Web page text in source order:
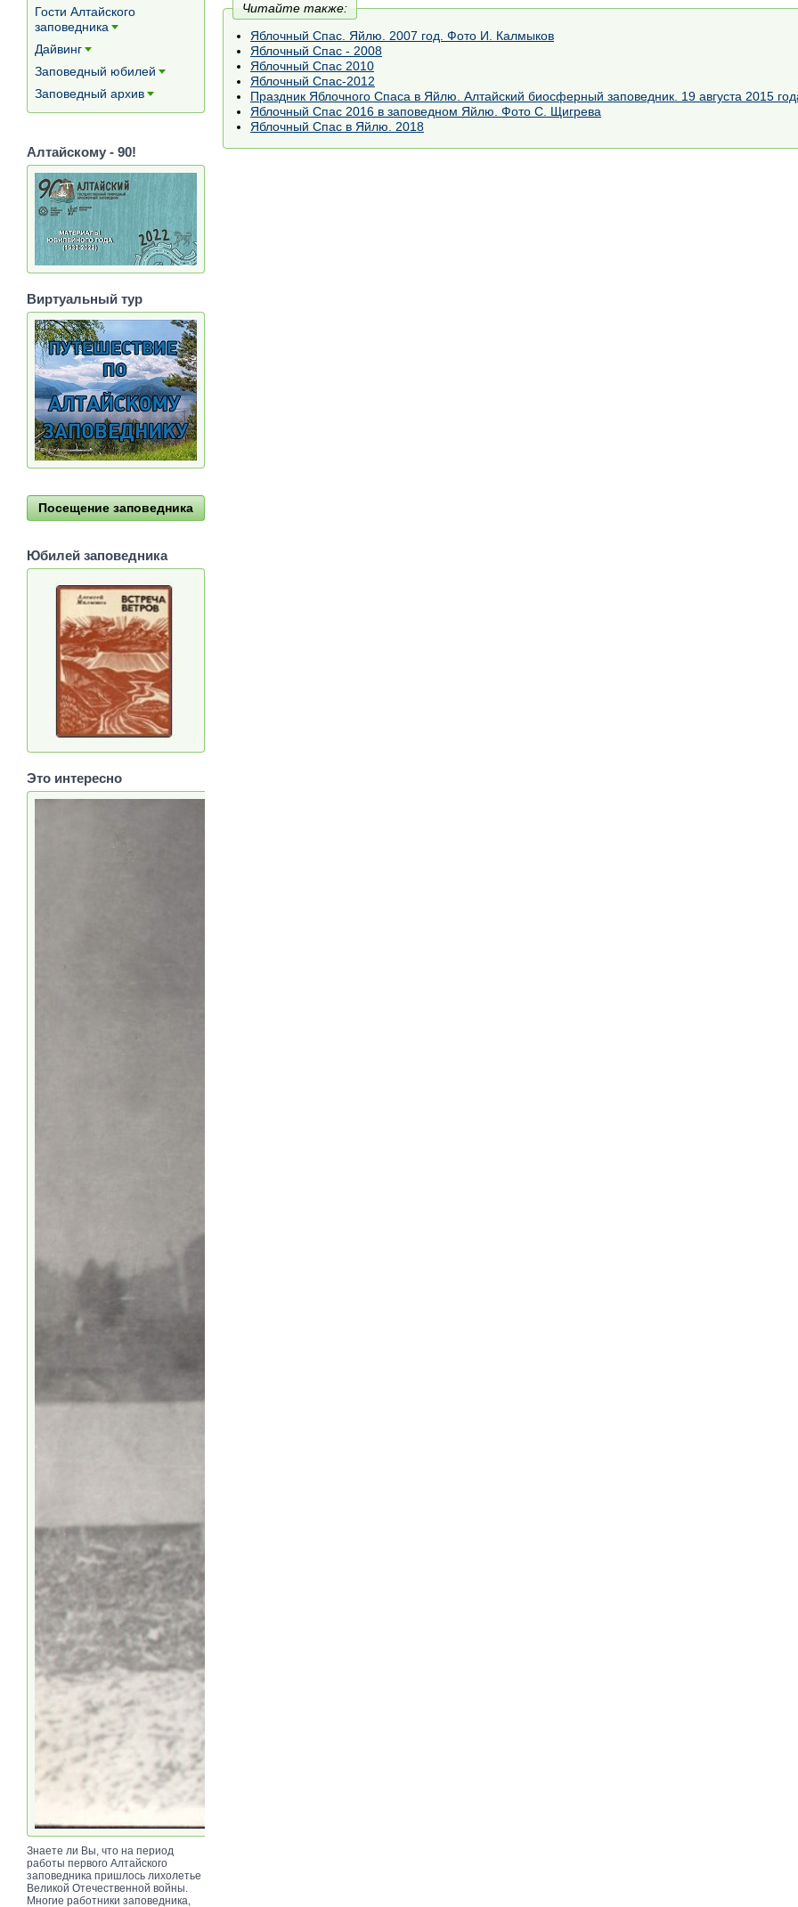
Читайте также:
Яблочный Спас. Яйлю. 2007 год. Фото И. Калмыков
Яблочный Спас - 2008
Яблочный Спас 2010
Яблочный Спас-2012
Праздник Яблочного Спаса в Яйлю. Алтайский биосферный заповедник. 19 августа 2015
Яблочный Спас 2016 в заповедном Яйлю. Фото С. Щигрева
Яблочный Спас в Яйлю. 2018
Гости Алтайского
заповедника
Дайвинг
Заповедный юбилей
Заповедный архив
Алтайскому - 90!
Виртуальный тур
Посещение заповедника
Юбилей заповедника
Это интересно
Знаете ли Вы, что на период
работы первого Алтайского
заповедника пришлось лихолетье
Великой Отечественной войны.
Многие работники заповедника,